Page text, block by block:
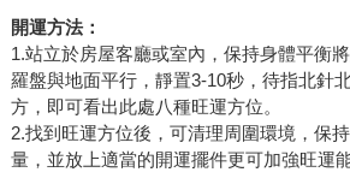
開運方法：
1.站立於房屋客廳或室內，保持身體平衡
羅盤與地面平行，靜置3-10秒，待指北針
方，即可看出此處八種旺運方位。
2.找到旺運方位後，可清理周圍環境，保
量，並放上適當的開運擺件更可加強旺運能